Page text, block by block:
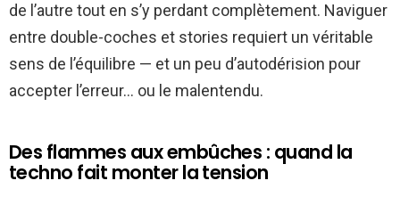
de l’autre tout en s’y perdant complètement. Naviguer
entre double-coches et stories requiert un véritable
sens de l’équilibre — et un peu d’autodérision pour
accepter l’erreur… ou le malentendu.
Des flammes aux embûches : quand la
techno fait monter la tension